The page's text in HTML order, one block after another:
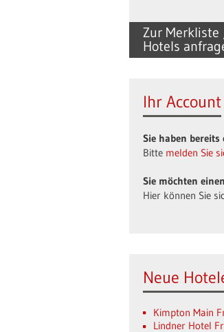
Zur
Hotels
Ihr Account
Sie haben bereits
Bitte melden Sie
Sie möchten
Hier können Sie
Neue
Kimpton Main
Lindner Hotel